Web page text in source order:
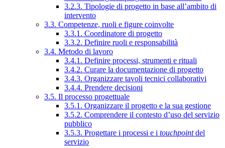
3.2.3. Tipologie di progetto in base all’ambito di
intervento
3.3. Competenze, ruoli e figure coinvolte
3.3.1. Coordinatore di progetto
3.3.2. Definire ruoli e responsabilità
3.4. Metodo di lavoro
3.4.1. Definire processi, strumenti e rituali
3.4.2. Curare la documentazione di progetto
3.4.3. Organizzare tavoli tecnici collaborativi
3.4.4. Prendere decisioni
3.5. Il processo progettuale
3.5.1. Organizzare il progetto e la sua gestione
3.5.2. Comprendere il contesto d’uso del servizio
pubblico
3.5.3. Progettare i processi e i touchpointdel
servizio